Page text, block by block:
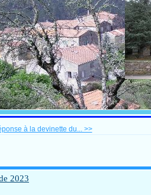
à la devinette du... >>